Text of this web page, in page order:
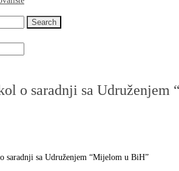
o saradnji sa
saradnji sa Udruženjem “Mijelom u BiH”